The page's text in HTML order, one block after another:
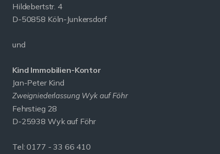
Hildebertstr. 4
D-50858 Köln-Junkersdorf
und
Kind Immobilien-Kontor
Jan-Peter Kind
Zweigniederlassung Wyk auf Föhr
Fehrstieg 28
D-25938 Wyk auf Föhr
Tel:0177 - 33 66 410